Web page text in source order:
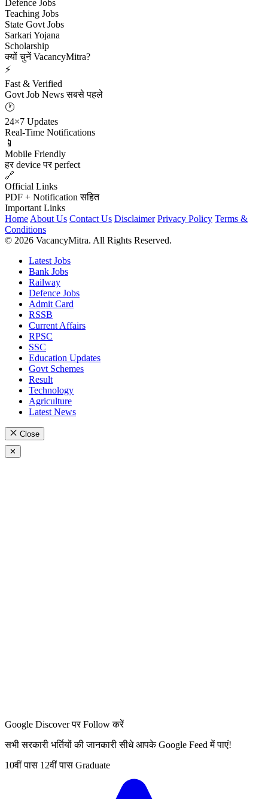
Defence Jobs
Teaching Jobs
State Govt Jobs
Sarkari Yojana
Scholarship
क्यों चुनें VacancyMitra?
⚡
Fast & Verified
Govt Job News सबसे पहले
🕐
24×7 Updates
Real-Time Notifications
📱
Mobile Friendly
हर device पर perfect
🔗
Official Links
PDF + Notification सहित
Important Links
Home About Us Contact Us Disclaimer Privacy Policy Terms &
Conditions
© 2026 VacancyMitra. All Rights Reserved.
Latest Jobs
Bank Jobs
Railway
Defence Jobs
Admit Card
RSSB
Current Affairs
RPSC
SSC
Education Updates
Govt Schemes
Result
Technology
Agriculture
Latest News
Close
✕
Google Discover पर Follow करें
सभी सरकारी भर्तियों की जानकारी सीधे आपके Google Feed में पाएं!
10वीं पास 12वीं पास Graduate